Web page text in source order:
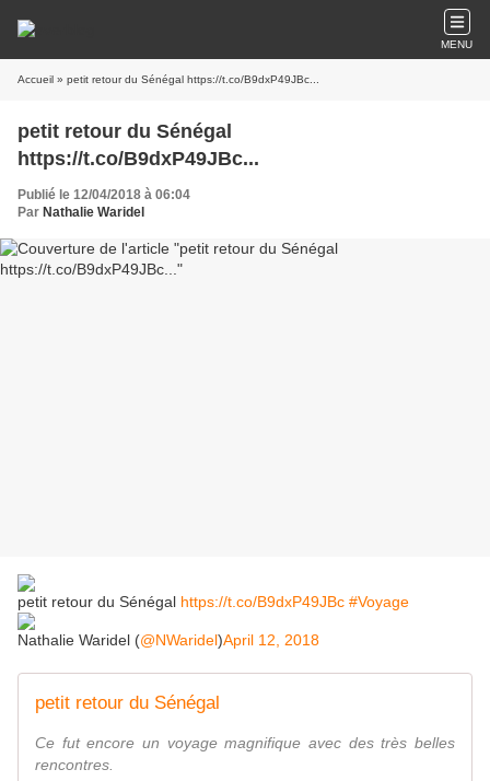
MENU
Accueil » petit retour du Sénégal https://t.co/B9dxP49JBc...
petit retour du Sénégal
https://t.co/B9dxP49JBc...
Publié le 12/04/2018 à 06:04
Par Nathalie Waridel
petit retour du Sénégal https://t.co/B9dxP49JBc #Voyage
Nathalie Waridel (@NWaridel)April 12, 2018
petit retour du Sénégal
Ce fut encore un voyage magnifique avec des très belles
rencontres.